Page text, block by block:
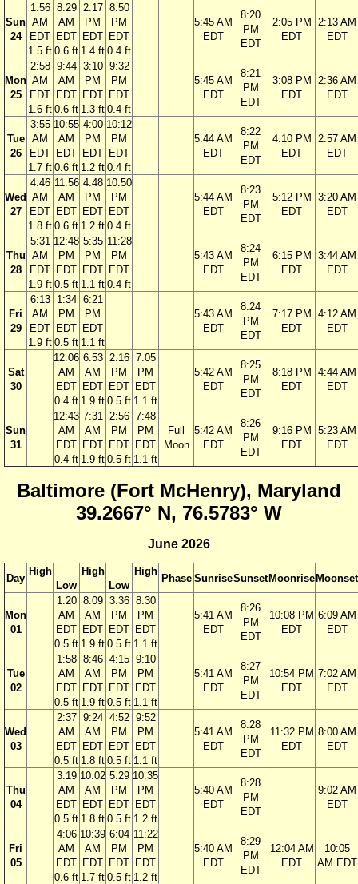
Sun
24
1:56
AM
EDT
1.5 ft
8:29
AM
EDT
0.6 ft
2:17
PM
EDT
1.4 ft
8:50
PM
EDT
0.4 ft
5:45 AM
EDT
8:20
PM
EDT
2:05 PM
EDT
2:13 AM
EDT
Mon
25
2:58
AM
EDT
1.6 ft
9:44
AM
EDT
0.6 ft
3:10
PM
EDT
1.3 ft
9:32
PM
EDT
0.4 ft
5:45 AM
EDT
8:21
PM
EDT
3:08 PM
EDT
2:36 AM
EDT
Tue
26
3:55
AM
EDT
1.7 ft
10:55
AM
EDT
0.6 ft
4:00
PM
EDT
1.2 ft
10:12
PM
EDT
0.4 ft
5:44 AM
EDT
8:22
PM
EDT
4:10 PM
EDT
2:57 AM
EDT
Wed
27
4:46
AM
EDT
1.8 ft
11:56
AM
EDT
0.6 ft
4:48
PM
EDT
1.2 ft
10:50
PM
EDT
0.4 ft
5:44 AM
EDT
8:23
PM
EDT
5:12 PM
EDT
3:20 AM
EDT
Thu
28
5:31
AM
EDT
1.9 ft
12:48
PM
EDT
0.5 ft
5:35
PM
EDT
1.1 ft
11:28
PM
EDT
0.4 ft
5:43 AM
EDT
8:24
PM
EDT
6:15 PM
EDT
3:44 AM
EDT
Fri
29
6:13
AM
EDT
1.9 ft
1:34
PM
EDT
0.5 ft
6:21
PM
EDT
1.1 ft
5:43 AM
EDT
8:24
PM
EDT
7:17 PM
EDT
4:12 AM
EDT
Sat
30
12:06
AM
EDT
0.4 ft
6:53
AM
EDT
1.9 ft
2:16
PM
EDT
0.5 ft
7:05
PM
EDT
1.1 ft
5:42 AM
EDT
8:25
PM
EDT
8:18 PM
EDT
4:44 AM
EDT
Sun
31
12:43
AM
EDT
0.4 ft
7:31
AM
EDT
1.9 ft
2:56
PM
EDT
0.5 ft
7:48
PM
EDT
1.1 ft
Full
Moon
5:42 AM
EDT
8:26
PM
EDT
9:16 PM
EDT
5:23 AM
EDT
Baltimore (Fort McHenry), Maryland
39.2667° N, 76.5783° W
June 2026
Day
High
Low
High
Low
High
Phase SunriseSunsetMoonriseMoonset
Mon
01
1:20
AM
EDT
0.5 ft
8:09
AM
EDT
1.9 ft
3:36
PM
EDT
0.5 ft
8:30
PM
EDT
1.1 ft
5:41 AM
EDT
8:26
PM
EDT
10:08 PM
EDT
6:09 AM
EDT
Tue
02
1:58
AM
EDT
0.5 ft
8:46
AM
EDT
1.9 ft
4:15
PM
EDT
0.5 ft
9:10
PM
EDT
1.1 ft
5:41 AM
EDT
8:27
PM
EDT
10:54 PM
EDT
7:02 AM
EDT
Wed
03
2:37
AM
EDT
0.5 ft
9:24
AM
EDT
1.8 ft
4:52
PM
EDT
0.5 ft
9:52
PM
EDT
1.1 ft
5:41 AM
EDT
8:28
PM
EDT
11:32 PM
EDT
8:00 AM
EDT
Thu
04
3:19
AM
EDT
0.5 ft
10:02
AM
EDT
1.8 ft
5:29
PM
EDT
0.5 ft
10:35
PM
EDT
1.2 ft
5:40 AM
EDT
8:28
PM
EDT
9:02 AM
EDT
Fri
05
4:06
AM
EDT
0.6 ft
10:39
AM
EDT
1.7 ft
6:04
PM
EDT
0.5 ft
11:22
PM
EDT
1.2 ft
5:40 AM
EDT
8:29
PM
EDT
12:04 AM
EDT
10:05
AM EDT